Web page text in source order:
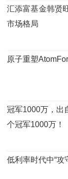
汇添富基金韩贤
市场格局
原子重塑
冠军1000万，出
个冠军1000万！
低利率时代中“攻